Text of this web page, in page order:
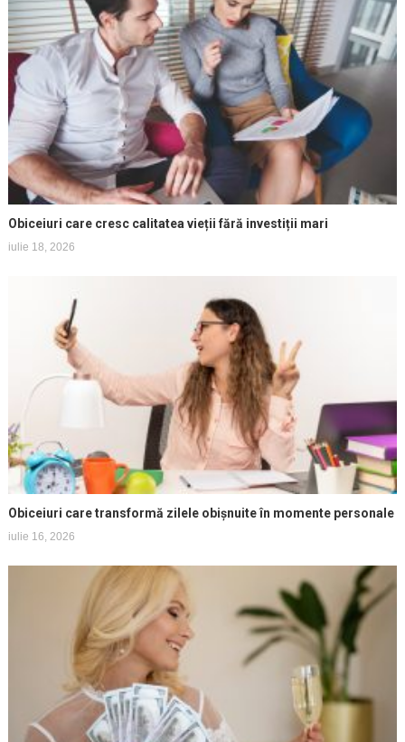
Obiceiuri care cresc calitatea vieții fără investiții mari
iulie 18, 2026
Obiceiuri care transformă zilele obișnuite în momente personale
iulie 16, 2026